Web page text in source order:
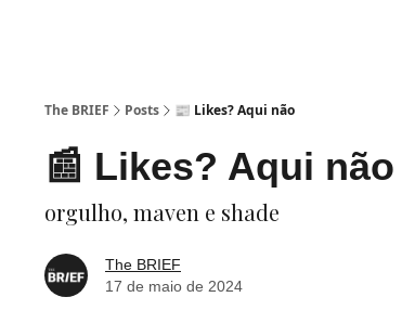
The BRIEF Posts 📰 Likes? Aqui não
📰 Likes? Aqui não
orgulho, maven e shade
The BRIEF
17 de maio de 2024